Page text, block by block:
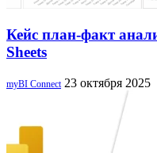
Кейс план-факт
Sheets
myBI Connect 23 октября 2025